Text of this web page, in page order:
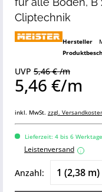
Cliptechnik
Hersteller
UVP 5,46 € /m
5,46 €/m
inkl. MwSt. zzgl.
Lieferzeit: 4 bis 6 Werktage
Leistenversand i
Anzahl: